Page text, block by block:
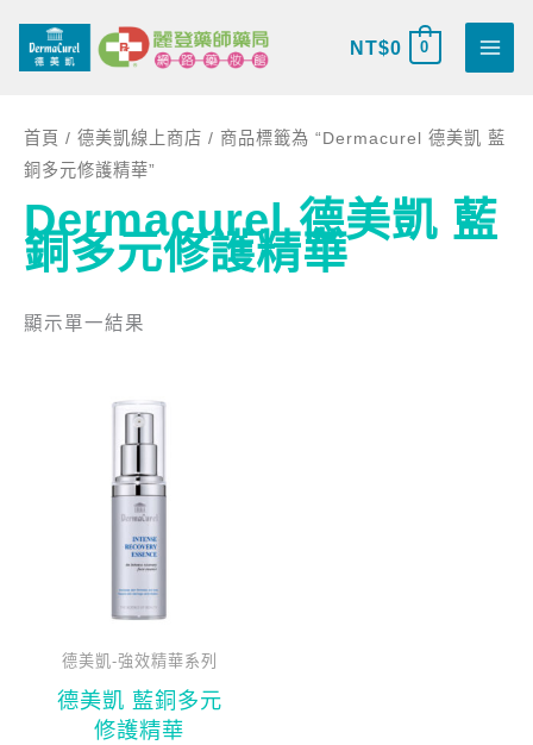
NT$0 0
首頁 / 德美凱線上商店 / 商品標籤為 “Dermacurel 德美凱 藍
銅多元修護精華”
Dermacurel 德美凱 藍
銅多元修護精華
顯示單一結果
德美凱-強效精華系列
德美凱 藍銅多元
修護精華
尋
鍵
字
: